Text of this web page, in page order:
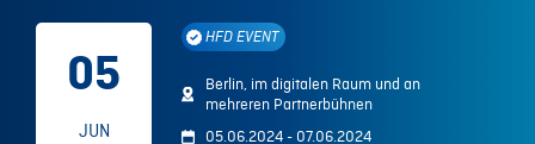
05
JUN
HFD EVENT
Berlin, im digitalen Raum und an
mehreren Partnerbühnen
05.06.2024 - 07.06.2024